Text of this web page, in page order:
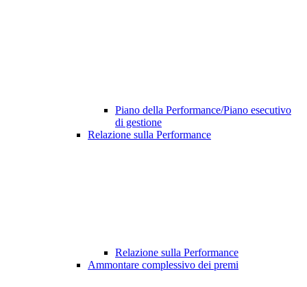
Piano della Performance/Piano esecutivo
di gestione
Relazione sulla Performance
Relazione sulla Performance
Ammontare complessivo dei premi